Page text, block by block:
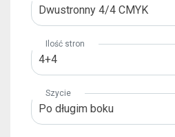
Dwustronny 4/4 CMYK
Ilość stron
4+4
Szycie
Po długim boku